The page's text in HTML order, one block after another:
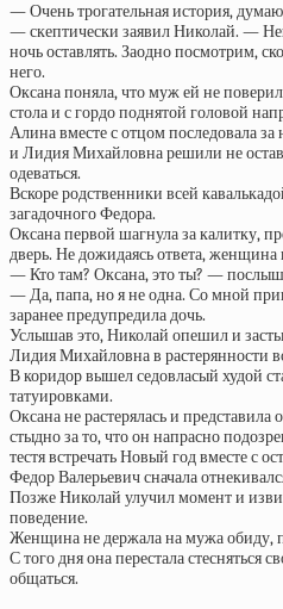
— Очень трогательная история,
— скептически заявил Николай. —
ночь оставлять. Заодно посмотрим,
него.
Оксана поняла, что муж ей не
стола и с гордо поднятой головой
Алина вместе с отцом последовала за
и Лидия Михайловна решили не
одеваться.
Вскоре родственники всей
загадочного Федора.
Оксана первой шагнула за калитку,
дверь. Не дожидаясь ответа,
— Кто там? Оксана, это ты? —
— Да, папа, но я не одна. Со мной
заранее предупредила дочь.
Услышав это, Николай опешил и
Лидия Михайловна в растерянности
В коридор вышел седовласый худой
татуировками.
Оксана не растерялась и
стыдно за то, что он напрасно
тестя встречать Новый год вместе с
Федор Валерьевич сначала
Позже Николай улучил момент и
поведение.
Женщина не держала на мужа обиду,
С того дня она перестала стесняться
общаться.